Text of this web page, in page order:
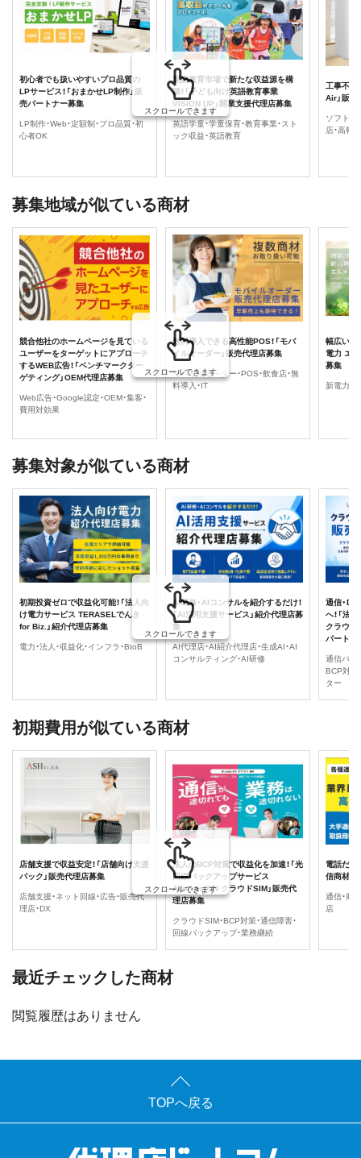
初心者でも扱いやすいプロ品質の
LPサービス！「おまかせLP制作」販
売パートナー募集
LP制作・Web・定額制・プロ品質・初
心者OK
英語教育市場で新たな収益源を構
築！「子ども向け英語教育事業
VISION UP」開業支援代理店募集
英語学童・学童保育・教育事業・スト
ック収益・英語教育
工事不要
Air」販売
ソフトバ
店・高報酬
スクロールできます
募集地域が似ている商材
競合他社のホームページを見ている
ユーザーをターゲットにアプローチ
するWEB広告！「ベンチマークター
ゲティング」OEM代理店募集
Web広告・Google認定・OEM・集客・
費用対効果
無料導入できる高性能POS！「モバ
イルオーダー」販売代理店募集
モバイルオーダー・POS・飲食店・無
料導入・IT
幅広い法
電力 エ
募集
新電力・
スクロールできます
募集対象が似ている商材
初期投資ゼロで収益化可能！「法人向
け電力サービス TERASELでんき
for Biz.」紹介代理店募集
電力・法人・収益化・インフラ・BtoB
AI研修・AIコンサルを紹介するだけ！
「AI活用支援サービス」紹介代理店募
集
AI代理店・AI紹介代理店・生成AI・AI
コンサルティング・AI研修
通信・
へ！「法
クラウド
パートナ
通信バッ
BCP対策
ター
スクロールできます
初期費用が似ている商材
店舗支援で収益安定！「店舗向け支援
パック」販売代理店募集
店舗支援・ネット回線・広告・販売代
理店・DX
法人のBCP対策で収益化を加速！「光
回線バックアップサービス
Allways-ON クラウドSIM」販売代
理店募集
クラウドSIM・BCP対策・通信障害・
回線バックアップ・業務継続
電話だけ
信商材」
通信・商
店
スクロールできます
最近チェックした商材
閲覧履歴はありません
TOPへ戻る